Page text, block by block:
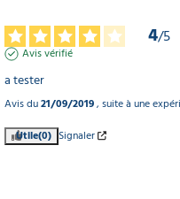
4/5
Avis vérifié
a tester
Avis du21/09/2019, suite à une
Utile(0) Signaler